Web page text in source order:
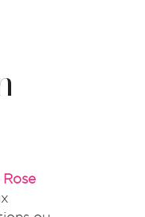
Rose